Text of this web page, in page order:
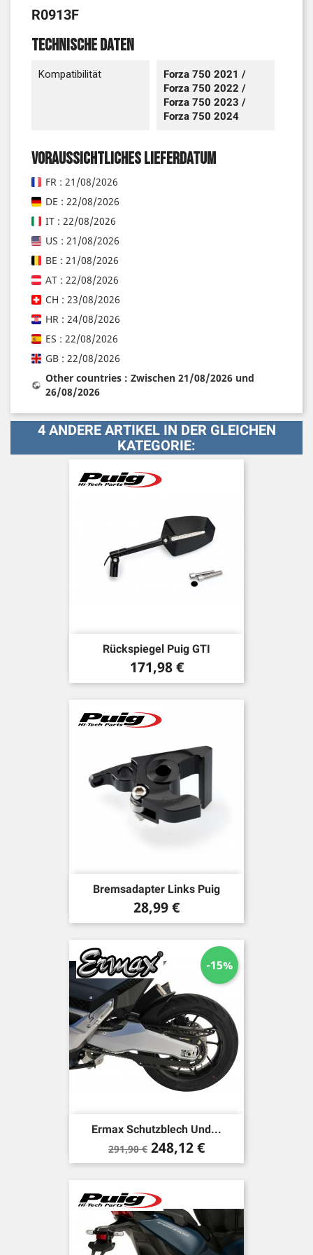
R0913F
Technische Daten
Kompatibilität
Forza 750 2021 /
Forza 750 2022 /
Forza 750 2023 /
Forza 750 2024
Voraussichtliches Lieferdatum
FR : 21/08/2026
DE : 22/08/2026
IT : 22/08/2026
US : 21/08/2026
BE : 21/08/2026
AT : 22/08/2026
CH : 23/08/2026
HR : 24/08/2026
ES : 22/08/2026
GB : 22/08/2026
Other countries : Zwischen 21/08/2026 und
26/08/2026
4 ANDERE ARTIKEL IN DER GLEICHEN
KATEGORIE:
Rückspiegel Puig GTI
Preis
171,98 €
Bremsadapter Links Puig
Preis
28,99 €
Ermax Schutzblech Und...
Verkaufspreis
291,90 € Preis
248,12 €
-15%